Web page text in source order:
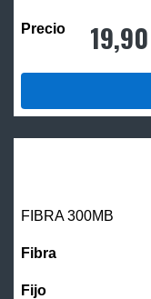
19,90
FIBRA 300MB